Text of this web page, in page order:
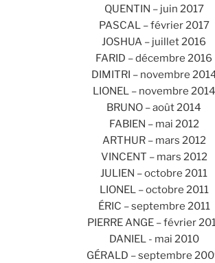
QUENTIN – juin 2017
PASCAL – février 2017
JOSHUA – juillet 2016
FARID – décembre 2016
DIMITRI – novembre
LIONEL – novembre 2014
BRUNO – août 2014
FABIEN – mai 2012
ARTHUR – mars 2012
VINCENT – mars 2012
JULIEN – octobre 2011
LIONEL – octobre 2011
ÉRIC – septembre 2011
PIERRE ANGE – février
DANIEL - mai 2010
GÉRALD – septembre